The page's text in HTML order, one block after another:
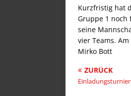
Kurzfristig hat
Gruppe 1 noch
seine
vier Teams.
Mirko Bott
ZURÜCK
Einladungsturnier